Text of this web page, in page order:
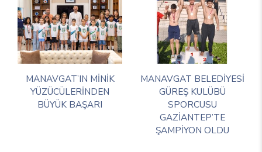
MANAVGAT’IN MİNİK
YÜZÜCÜLERİNDEN
BÜYÜK BAŞARI
MANAVGAT BELEDİYESİ
GÜREŞ KULÜBÜ
SPORCUSU
GAZİANTEP’TE
ŞAMPİYON OLDU